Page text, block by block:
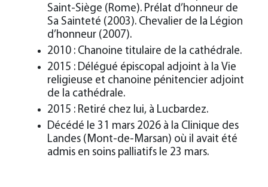
Saint-Siège (Rome). Prélat d’honneur de
Sa Sainteté (2003). Chevalier de la Légion
d’honneur (2007).
2010 : Chanoine titulaire de la cathédrale.
2015 : Délégué épiscopal adjoint à la Vie
religieuse et chanoine pénitencier adjoint
de la cathédrale.
2015 : Retiré chez lui, à Lucbardez.
Décédé le 31 mars 2026 à la Clinique des
Landes (Mont-de-Marsan) où il avait été
admis en soins palliatifs le 23 mars.